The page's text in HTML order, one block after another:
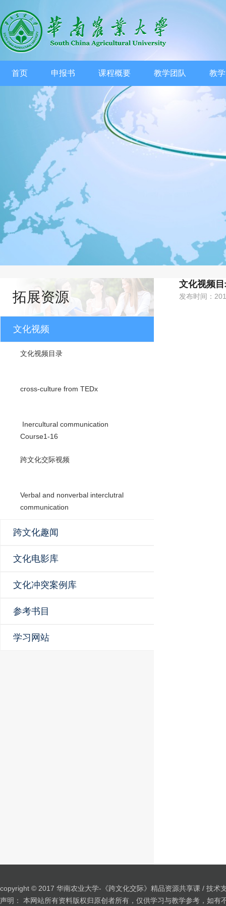
首页 申报书 课程概要 教学团队 教
拓展资源
文化视频
文化视频目录
cross-culture from TEDx
Inercultural communication
Course1-16
跨文化交际视频
Verbal and nonverbal interclutral
communication
跨文化趣闻
文化电影库
文化冲突案例库
参考书目
学习网站
文化视频
发布时间：
copyright © 2017 华南农业大学-《跨文化交际》精品资源共享课 / 技术
声明： 本网站所有资料版权归原创者所有，仅供学习与教学参考，如有